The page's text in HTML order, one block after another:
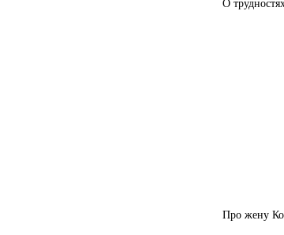
О
Про жену